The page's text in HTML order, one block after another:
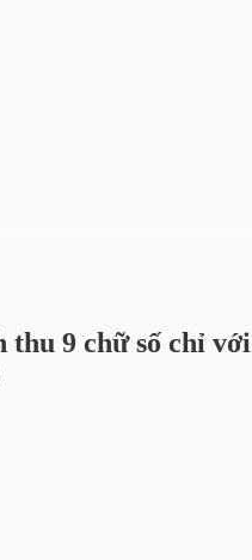
9 chữ số chỉ